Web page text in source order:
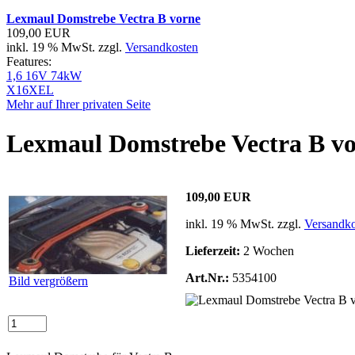
Lexmaul Domstrebe Vectra B vorne
109,00 EUR
inkl. 19 % MwSt. zzgl. Versandkosten
Features:
1,6 16V 74kW
X16XEL
Mehr auf Ihrer privaten Seite
Lexmaul Domstrebe Vectra B
Bild vergrößern
109,00 EUR
inkl. 19 % MwSt. zzgl.
Lieferzeit: 2 Wochen
Art.Nr.: 5354100